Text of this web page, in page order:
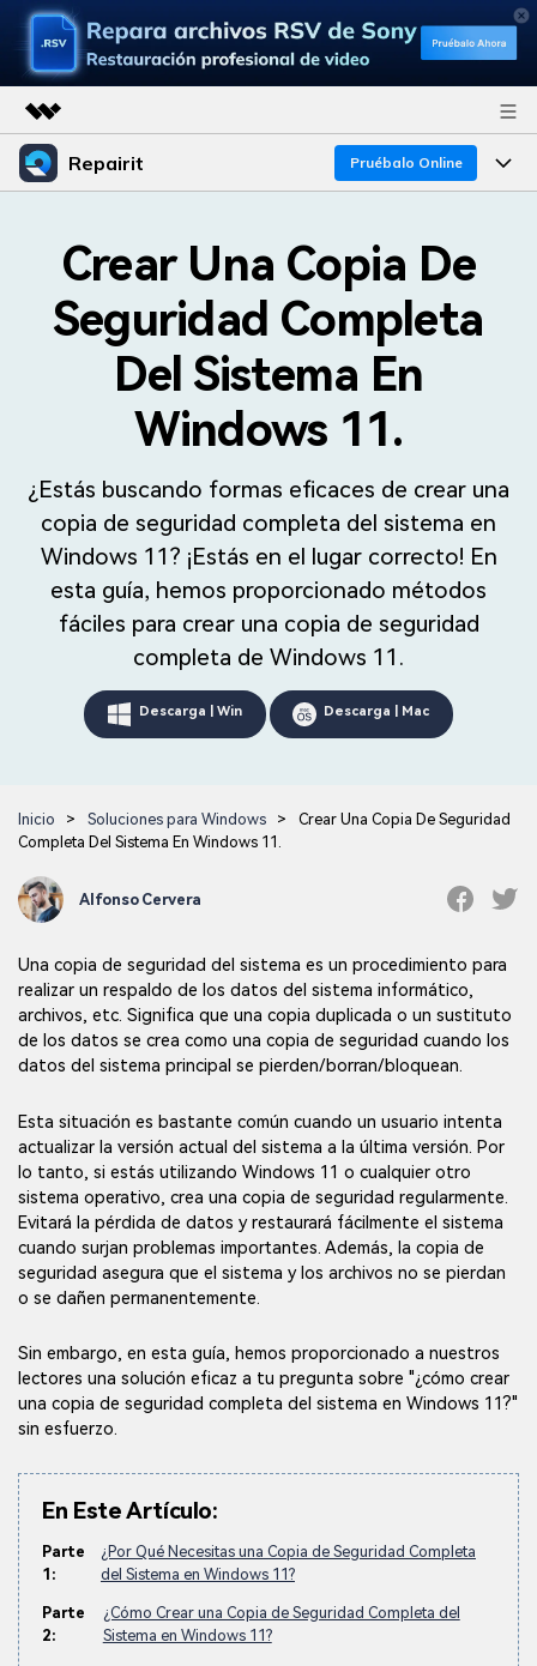
Productos destacados
Utilidades
Resumen
Soluciones
Quiénes somos
Sala de prensa
Repairit Pruébalo Online
Repairit IA
Repara y mejora archivos con IA
multiplataforma
Pruébalo Gratis
Repairit en Línea IA
Repara y mejora archivos en línea
Pruébalo en Línea
Repara correos dañados de Outlook
Funciones
Para PC
En Línea
¿Por qué Repairit?
Perspectiva Tecnológica
Guías y Soporte
Soluciones de Archivos
Soluciones de Fotos
Soluciones de Audio
Descubre Más Soluciones
Repairit Toolkit
Repara profesionalmente tus videos, fotos,
documentos y audios con inteligencia artificial.
Repairit for Email
Recupera sin complicaciones tus archivos
Abre la app
Crear Una Copia De
Seguridad Completa
Del Sistema En
Windows 11.
¿Estás buscando formas eficaces de crear una
copia de seguridad completa del sistema en
Windows 11? ¡Estás en el lugar correcto! En
esta guía, hemos proporcionado métodos
fáciles para crear una copia de seguridad
completa de Windows 11.
Descarga | Win Descarga | Mac
Inicio > Soluciones para Windows >
Crear Una Copia De Seguridad
Completa Del Sistema En Windows 11.
Alfonso Cervera
Una copia de seguridad del sistema es un procedimiento para
realizar un respaldo de los datos del sistema informático,
archivos, etc. Significa que una copia duplicada o un sustituto
de los datos se crea como una copia de seguridad cuando los
datos del sistema principal se pierden/borran/bloquean.
Esta situación es bastante común cuando un usuario intenta
actualizar la versión actual del sistema a la última versión. Por
lo tanto, si estás utilizando Windows 11 o cualquier otro
sistema operativo, crea una copia de seguridad regularmente.
Evitará la pérdida de datos y restaurará fácilmente el sistema
cuando surjan problemas importantes. Además, la copia de
seguridad asegura que el sistema y los archivos no se pierdan
o se dañen permanentemente.
Sin embargo, en esta guía, hemos proporcionado a nuestros
lectores una solución eficaz a tu pregunta sobre "¿cómo crear
una copia de seguridad completa del sistema en Windows 11?"
sin esfuerzo.
En Este Artículo:
Parte
1:
¿Por Qué Necesitas una Copia de Seguridad Completa
del Sistema en Windows 11?
Parte
2:
¿Cómo Crear una Copia de Seguridad Completa del
Sistema en Windows 11?